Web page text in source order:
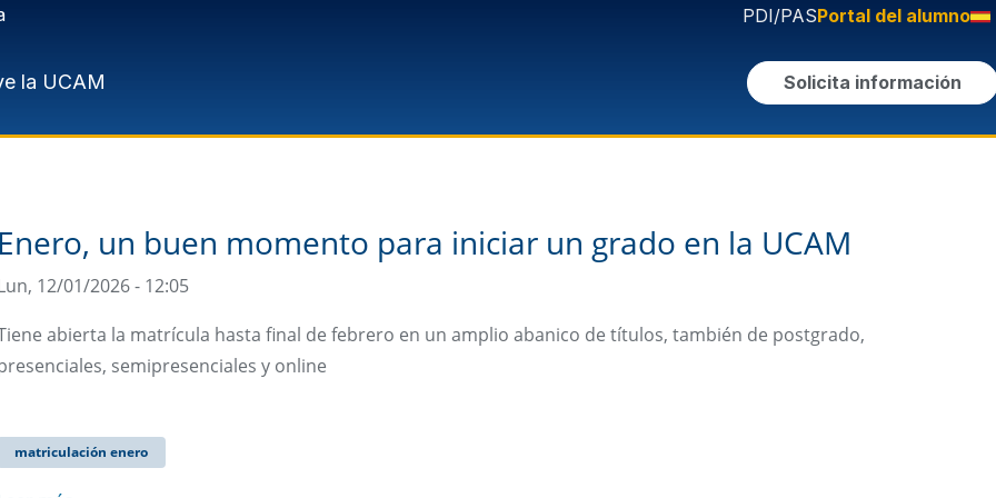
PDI/PASPortal del alumno
la UCAM Solicita información
Enero, un buen momento para iniciar un grado en la UCAM
12/01/2026 - 12:05
abierta la matrícula hasta final de febrero en un amplio abanico de títulos, también de postgrado,
semipresenciales y online
matriculación enero